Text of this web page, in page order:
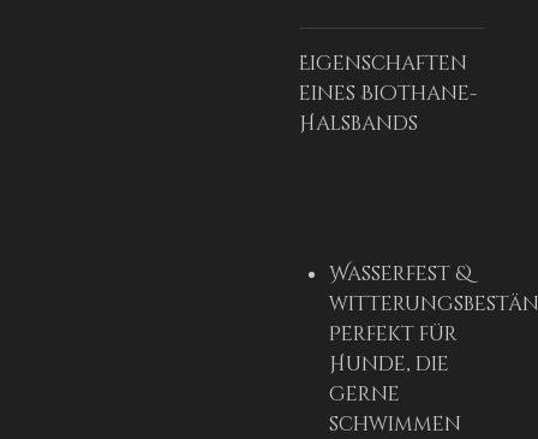
Eigenschaften
eines Biothane-
Halsbands
Wasserfest &
Perfekt für
Hunde, die
gerne
schwimmen